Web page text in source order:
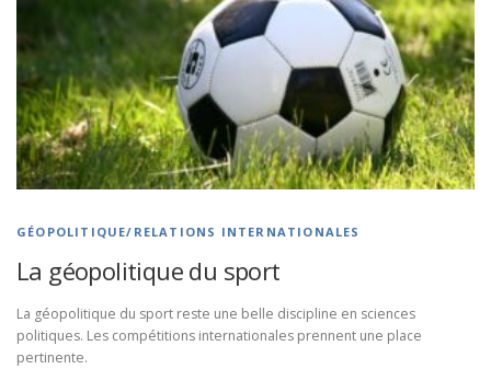
GÉOPOLITIQUE/RELATIONS INTERNATIONALES
La géopolitique du sport
La géopolitique du sport reste une belle discipline en sciences
politiques. Les compétitions internationales prennent une place
pertinente.